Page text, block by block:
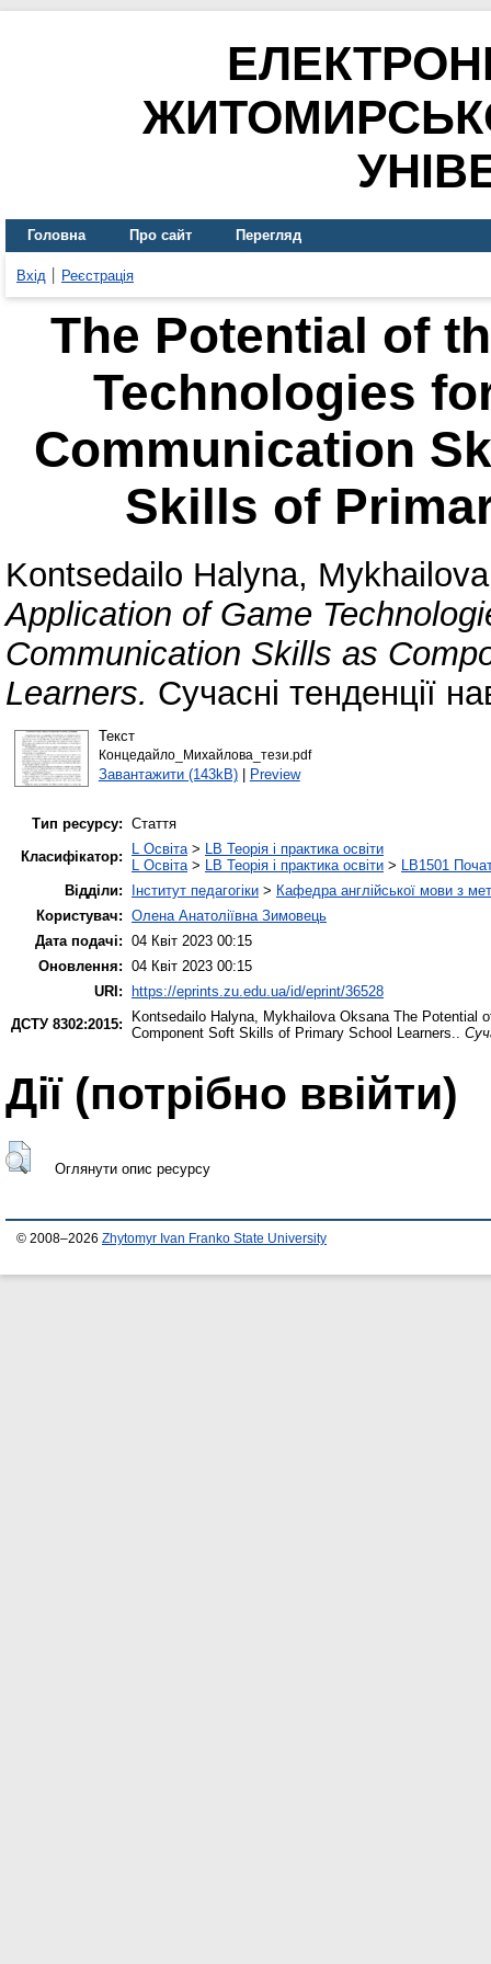
Головна Про сайт Перегляд
Вхід Реєстрація
The Potential of
Technologies
Communication
Skills of
Kontsedailo Halyna,
Application of Game
Communication Skills as
Learners. Сучасні тенденції
Текст
Концедайло_Михайлова_тези.pdf
Завантажити (143kB)| Preview
Тип ресурсу: Стаття
Класифікатор:
L Освіта> LB Теорія і практика освіти
L Освіта> LB Теорія і практика освіти > LB1501
Відділи:
Інститут педагогіки > Кафедра англійської мови з
Користувач: Олена Анатоліївна Зимовець
Дата подачі: 04 Квіт 2023 00:15
Оновлення: 04 Квіт 2023 00:15
URI:
https://eprints.zu.edu.ua/id/eprint/36528
ДСТУ 8302:2015:
Kontsedailo Halyna, Mykhailova OksanaThe Potential
Component Soft Skills of Primary School Learners..
Дії ​​(потрібно ввійти)
Оглянути опис ресурсу
© 2008–2026 Zhytomyr Ivan Franko State University